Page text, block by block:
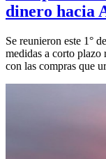
dinero hacia
Se reunieron este 1°
medidas a corto plazo
con las compras que